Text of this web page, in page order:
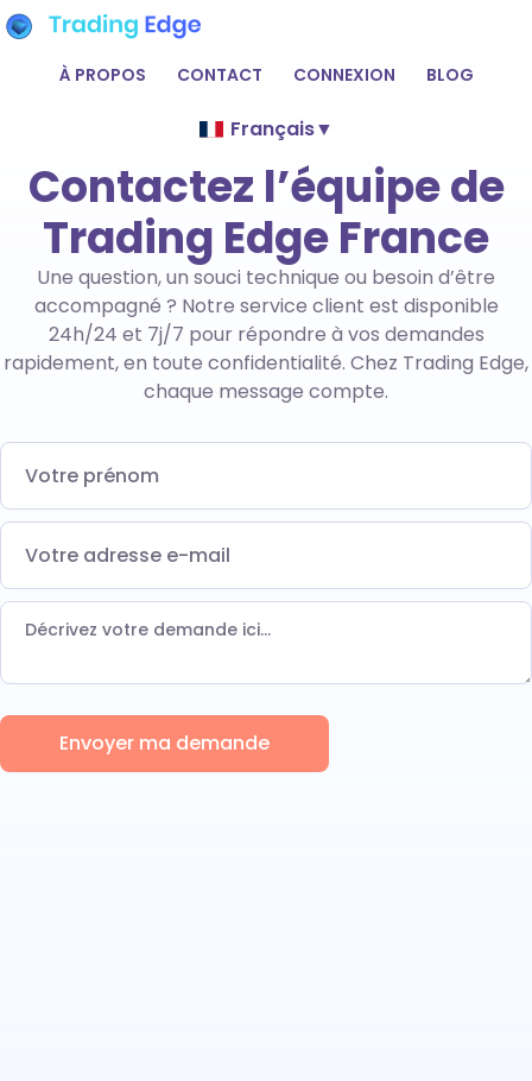
À PROPOS CONTACT CONNEXION BLOG
Français▼
Contactez l’équipe de
Trading Edge France
Une question, un souci technique ou besoin d’être
accompagné ? Notre service client est disponible
24h/24 et 7j/7 pour répondre à vos demandes
rapidement, en toute confidentialité. Chez Trading Edge,
chaque message compte.
Envoyer ma demande